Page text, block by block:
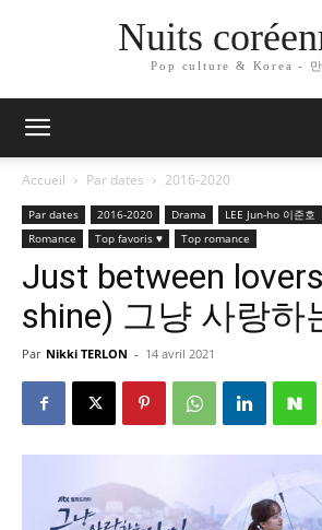
Nuits
Pop culture & Korea -
Accueil Par dates 2016-2020
Par dates 2016-2020 Drama LEE Jun-ho 이준호
Romance
Top favoris ♥ Top romance
Just between
shine) 그냥 사랑
Par Nikki TERLON - 14 avril 2021